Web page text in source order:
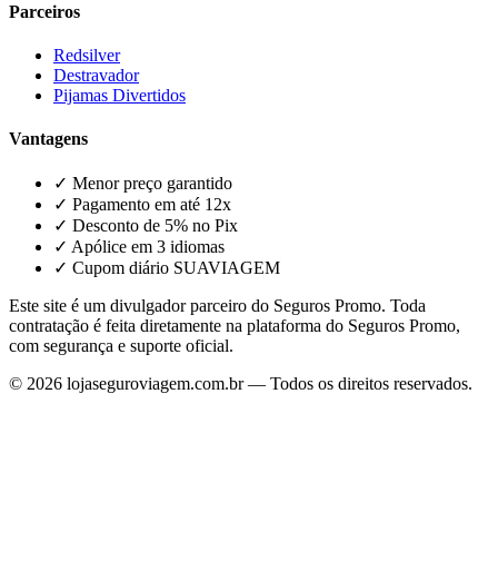
Parceiros
Redsilver
Destravador
Pijamas Divertidos
Vantagens
✓ Menor preço garantido
✓ Pagamento em até 12x
✓ Desconto de 5% no Pix
✓ Apólice em 3 idiomas
✓ Cupom diário SUAVIAGEM
Este site é um divulgador parceiro do Seguros Promo. Toda
contratação é feita diretamente na plataforma do Seguros Promo,
com segurança e suporte oficial.
© 2026 lojaseguroviagem.com.br — Todos os direitos reservados.